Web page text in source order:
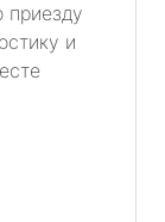
приезду
и